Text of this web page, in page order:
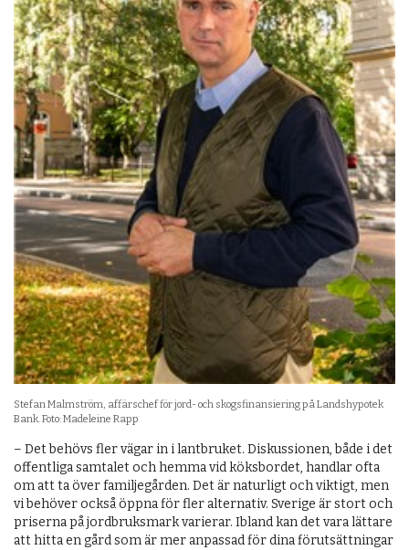
Stefan Malmström, affärschef för jord- och skogsfinansiering på Landshypotek
Bank. Foto: Madeleine Rapp
– Det behövs fler vägar in i lantbruket. Diskussionen, både i det
offentliga samtalet och hemma vid köksbordet, handlar ofta
om att ta över familjegården. Det är naturligt och viktigt, men
vi behöver också öppna för fler alternativ. Sverige är stort och
priserna på jordbruksmark varierar. Ibland kan det vara lättare
att hitta en gård som är mer anpassad för dina förutsättningar